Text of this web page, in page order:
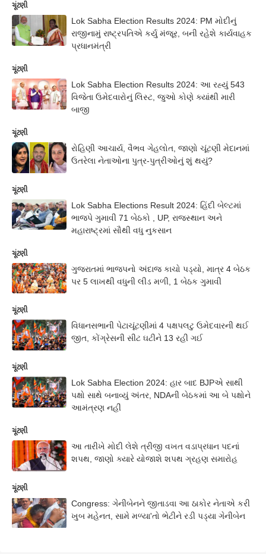
ચૂંટણી
Lok Sabha Election Results 2024: PM મોદીનું
રાજીનામું રાષ્ટ્રપતિએ કર્યુ મંજૂર, બની રહેશે કાર્યવાહક
પ્રધાનમંત્રી
ચૂંટણી
Lok Sabha Election Results 2024: આ રહ્યું 543
વિજેતા ઉમેદવારોનું લિસ્ટ, જુઓ કોણે ક્યાંથી મારી
બાજી
ચૂંટણી
રોહિણી આચાર્ય, વૈભવ ગેહલોત, જાણો ચૂંટણી મેદાનમાં
ઉતરેલા નેતાઓના પુત્ર-પુત્રીઓનું શું થયું?
ચૂંટણી
Lok Sabha Elections Result 2024: હિંદી બેલ્ટમાં
ભાજપે ગુમાવી 71 બેઠકો , UP, રાજસ્થાન અને
મહારાષ્ટ્રમાં સૌથી વધુ નુકસાન
ચૂંટણી
ગુજરાતમાં ભાજપનો અંદાજ કાચો પડ્યો, માત્ર 4 બેઠક
પર 5 લાખથી વધુની લીડ મળી, 1 બેઠક ગુમાવી
ચૂંટણી
વિધાનસભાની પેટાચૂંટણીમાં 4 પક્ષપલટુ ઉમેદવારની થઈ
જીત, કોંગ્રેસની સીટ ઘટીને 13 રહી ગઈ
ચૂંટણી
Lok Sabha Election 2024: હાર બાદ BJPએ સાથી
પક્ષો સાથે બનાવ્યું અંતર, NDAની બેઠકમાં આ બે પક્ષોને
આમંત્રણ નહીં
ચૂંટણી
આ તારીખે મોદી લેશે ત્રીજી વખત વડાપ્રધાન પદનાં
શપથ, જાણો ક્યારે યોજાશે શપથ ગ્રહણ સમારોહ
ચૂંટણી
Congress: ગેનીબેનને જીતાડવા આ ઠાકોર નેતાએ કરી
ખુબ મહેનત, સામે મળ્યા'તો ભેટીને રડી પડ્યા ગેનીબેન